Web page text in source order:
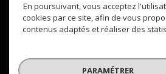
Nous
En poursuivant, vous acceptez
cookies par ce site, afin de vous
contenus adaptés et réaliser des
PARAMÉTRER